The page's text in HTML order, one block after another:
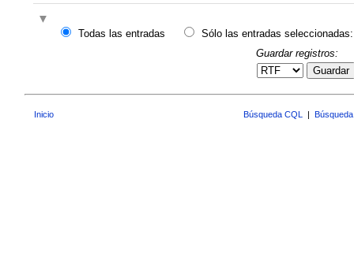
Todas las entradas
Sólo las entradas seleccionadas:
Guardar registros:
Guardar
Inicio Búsqueda CQL